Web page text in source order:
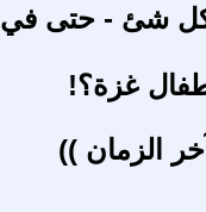
كل شئ - حتى في
غزة؟!
الزمان ))